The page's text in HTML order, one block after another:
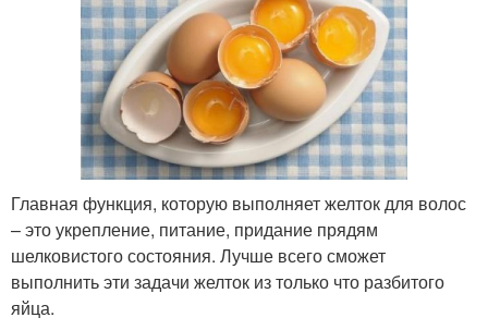
Главная функция, которую выполняет желток для волос
– это укрепление, питание, придание прядям
шелковистого состояния. Лучше всего сможет
выполнить эти задачи желток из только что разбитого
яйца.